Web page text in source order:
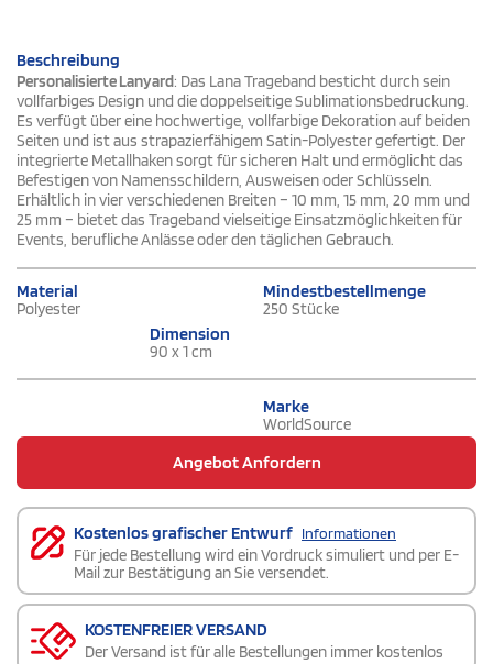
Beschreibung
Personalisierte Lanyard: Das Lana Trageband besticht durch sein
vollfarbiges Design und die doppelseitige Sublimationsbedruckung.
Es verfügt über eine hochwertige, vollfarbige Dekoration auf beiden
Seiten und ist aus strapazierfähigem Satin-Polyester gefertigt. Der
integrierte Metallhaken sorgt für sicheren Halt und ermöglicht das
Befestigen von Namensschildern, Ausweisen oder Schlüsseln.
Erhältlich in vier verschiedenen Breiten – 10 mm, 15 mm, 20 mm und
25 mm – bietet das Trageband vielseitige Einsatzmöglichkeiten für
Events, berufliche Anlässe oder den täglichen Gebrauch.
Material
Polyester
Mindestbestellmenge
250 Stücke
Dimension
90 x 1 cm
Marke
WorldSource
Angebot Anfordern
Kostenlos grafischer Entwurf Informationen
Für jede Bestellung wird ein Vordruck simuliert und per E-
Mail zur Bestätigung an Sie versendet.
KOSTENFREIER VERSAND
Der Versand ist für alle Bestellungen immer kostenlos